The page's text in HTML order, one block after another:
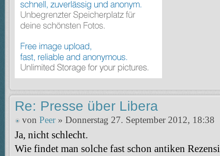
Re: Presse über Libera
von Peer» Donnerstag 27. September 2012, 18:38
Ja, nicht schlecht.
Wie findet man solche fast schon antiken